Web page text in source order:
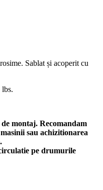
Sablat și acoperit cu
montaj. Recomandam
sau achizitionarea
pe drumurile